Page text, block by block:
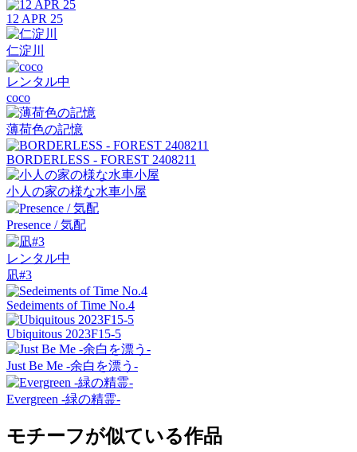
12 APR 25
仁淀川
レンタル中
coco
薄荷色の記憶
BORDERLESS - FOREST 2408211
小人の家の様な水車小屋
Presence / 気配
レンタル中
凪#3
Sedeiments of Time No.4
Ubiquitous 2023F15-5
Just Be Me -余白を漂う-
Evergreen -緑の精霊-
モチーフが似ている作品